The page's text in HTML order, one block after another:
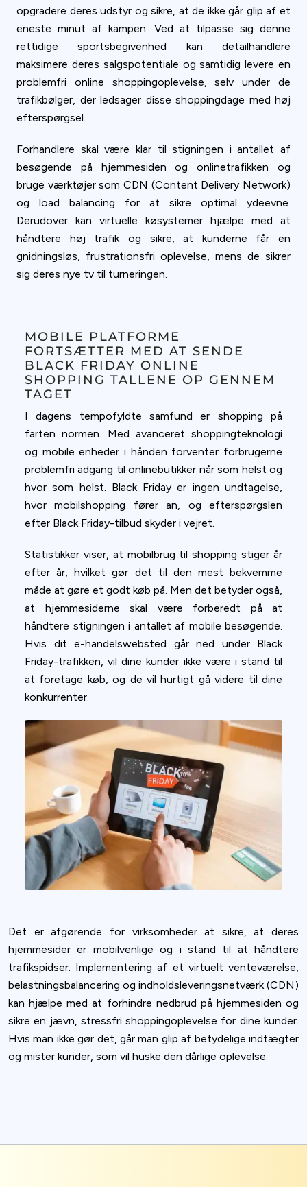
opgradere deres udstyr og sikre, at de ikke går glip af et
eneste minut af kampen. Ved at tilpasse sig denne
rettidige sportsbegivenhed kan detailhandlere
maksimere deres salgspotentiale og samtidig levere en
problemfri online shoppingoplevelse, selv under de
trafikbølger, der ledsager disse shoppingdage med høj
efterspørgsel.
Forhandlere skal være klar til stigningen i antallet af
besøgende på hjemmesiden og onlinetrafikken og
bruge værktøjer som CDN (Content Delivery Network)
og load balancing for at sikre optimal ydeevne.
Derudover kan virtuelle køsystemer hjælpe med at
håndtere høj trafik og sikre, at kunderne får en
gnidningsløs, frustrationsfri oplevelse, mens de sikrer
sig deres nye tv til turneringen.
MOBILE PLATFORME
FORTSÆTTER MED AT SENDE
BLACK FRIDAY ONLINE
SHOPPING TALLENE OP GENNEM
TAGET
I dagens tempofyldte samfund er shopping på
farten normen. Med avanceret shoppingteknologi
og mobile enheder i hånden forventer forbrugerne
problemfri adgang til onlinebutikker når som helst og
hvor som helst. Black Friday er ingen undtagelse,
hvor mobilshopping fører an, og efterspørgslen
efter Black Friday-tilbud skyder i vejret.
Statistikker viser, at mobilbrug til shopping stiger år
efter år, hvilket gør det til den mest bekvemme
måde at gøre et godt køb på. Men det betyder også,
at hjemmesiderne skal være forberedt på at
håndtere stigningen i antallet af mobile besøgende.
Hvis dit e-handelswebsted går ned under Black
Friday-trafikken, vil dine kunder ikke være i stand til
at foretage køb, og de vil hurtigt gå videre til dine
konkurrenter.
Det er afgørende for virksomheder at sikre, at deres
hjemmesider er mobilvenlige og i stand til at håndtere
trafikspidser. Implementering af et virtuelt venteværelse,
belastningsbalancering og indholdsleveringsnetværk (CDN)
kan hjælpe med at forhindre nedbrud på hjemmesiden og
sikre en jævn, stressfri shoppingoplevelse for dine kunder.
Hvis man ikke gør det, går man glip af betydelige indtægter
og mister kunder, som vil huske den dårlige oplevelse.